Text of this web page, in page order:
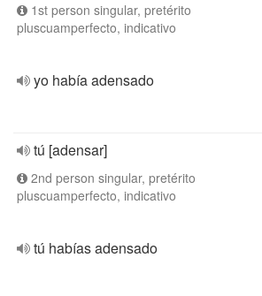
1st person singular, pretérito
pluscuamperfecto, indicativo
yo había adensado
tú [adensar]
2nd person singular, pretérito
pluscuamperfecto, indicativo
tú habías adensado